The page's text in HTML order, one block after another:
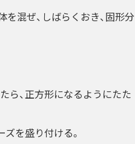
混ぜ、しばらくおき、固形分
、正方形になるようにたた
を盛り付ける。